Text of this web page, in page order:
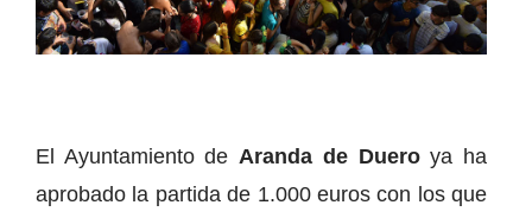
El Ayuntamiento de Aranda de Dueroya ha
aprobado la partida de 1.000 euros con los que